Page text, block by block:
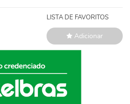
LISTA DE FAVORITOS
Adicionar